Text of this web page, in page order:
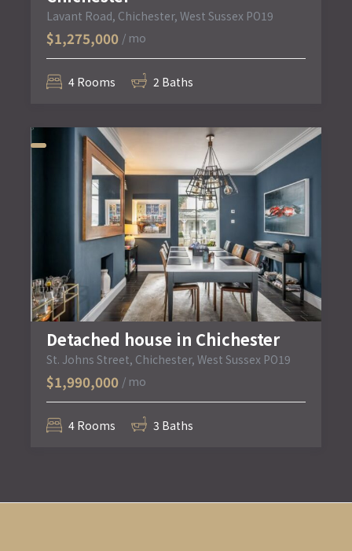
Lavant Road, Chichester, West Sussex PO19
$1,275,000 / mo
4 Rooms 2 Baths
Detached house in Chichester
St. Johns Street, Chichester, West Sussex PO19
$1,990,000 / mo
4 Rooms 3 Baths